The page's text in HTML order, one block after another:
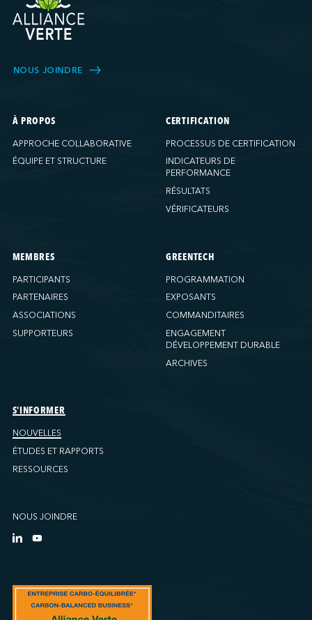
NOUS JOINDRE
À PROPOS
APPROCHE COLLABORATIVE
ÉQUIPE ET STRUCTURE
CERTIFICATION
PROCESSUS DE CERTIFICATION
INDICATEURS DE
PERFORMANCE
RÉSULTATS
VÉRIFICATEURS
MEMBRES
PARTICIPANTS
PARTENAIRES
ASSOCIATIONS
SUPPORTEURS
GREENTECH
PROGRAMMATION
EXPOSANTS
COMMANDITAIRES
ENGAGEMENT
DÉVELOPPEMENT DURABLE
ARCHIVES
S'INFORMER
NOUVELLES
ÉTUDES ET RAPPORTS
RESSOURCES
NOUS JOINDRE